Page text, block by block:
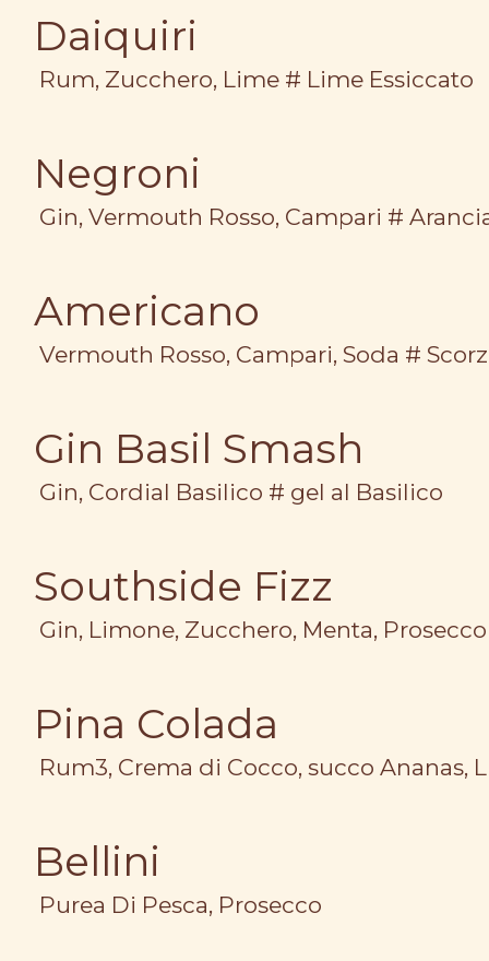
Daiquiri
Rum, Zucchero, Lime # Lime Essiccato
Negroni
Gin, Vermouth Rosso, Campari #
Americano
Vermouth Rosso, Campari, Soda #
Gin Basil Smash
Gin, Cordial Basilico # gel al Basilico
Southside Fizz
Gin, Limone, Zucchero, Menta,
Pina Colada
Rum3, Crema di Cocco, succo Ananas,
Bellini
Purea Di Pesca, Prosecco